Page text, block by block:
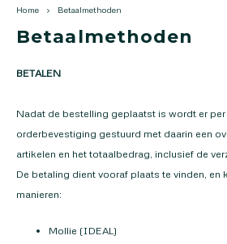
Gevlinderde betonvloeren
Beton ciré vloeren
Gietvloeren
Italiaanse betonlook vloeren
Overige reinigers
Gevlinderde betonvloeren
Beton ciré vloeren
Gietvloeren
Italiaanse betonlook vloeren
Apparaten
Dweilset
Dweilen/stokken
Moppen/doeken
Buiten matten
Droogloopmatten
Schoonloopmatten
Gevlinderd betonnen terrassen
Gevlinderde betonvloeren
Home Betaalmethoden
Betaalmethoden
BETALEN
Nadat de bestelling geplaatst is wordt er per
orderbevestiging gestuurd met daarin een
artikelen en het totaalbedrag, inclusief de
De betaling dient vooraf plaats te vinden, en
manieren:
Mollie (IDEAL)